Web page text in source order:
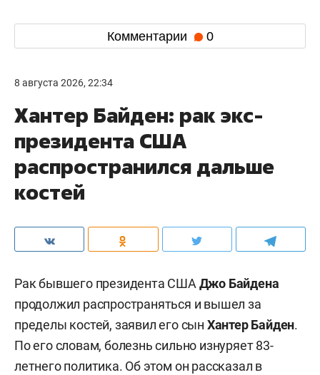
Комментарии 0
8 августа 2026, 22:34
Хантер Байден: рак экс-
президента США
распространился дальше
костей
Рак бывшего президента СШАДжо Байдена
продолжил распространяться и вышел за
пределы костей, заявил его сын Хантер Байден.
По его словам, болезнь сильно изнуряет 83-
летнего политика. Об этом он рассказал в